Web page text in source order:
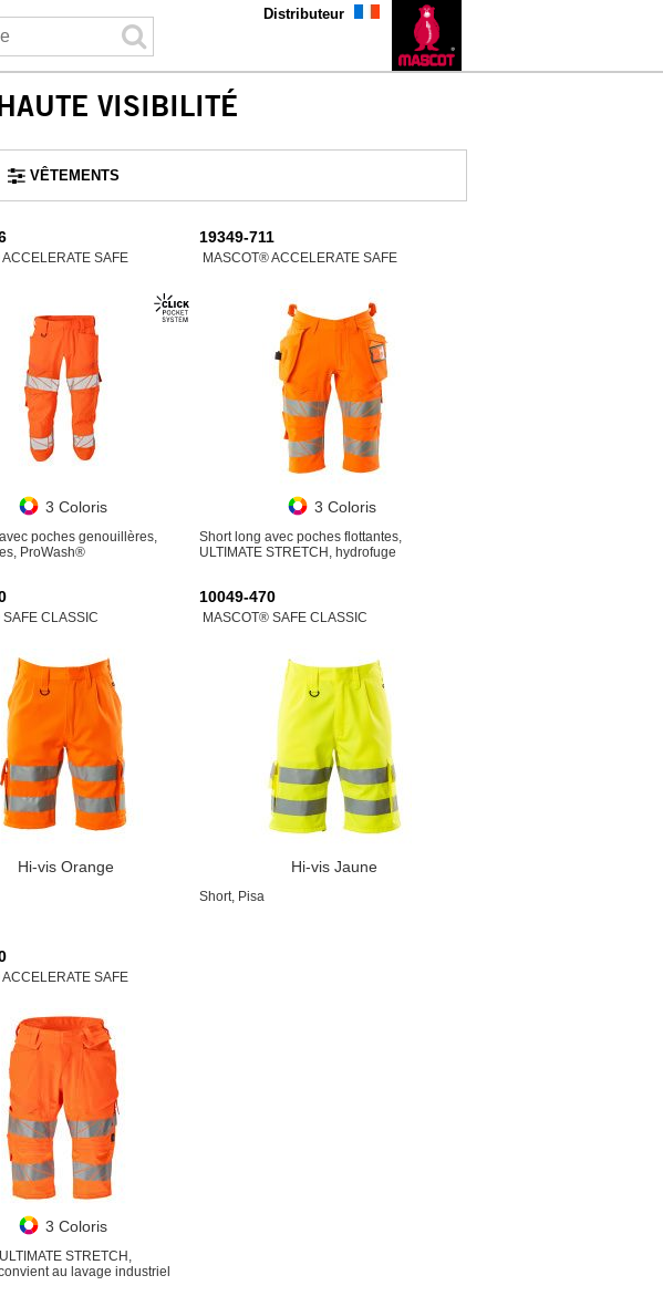
Distributeur
VISIBILITÉ
VÊTEMENTS
SAFE
3 Coloris
poches genouillères,
ProWash®
19349-711
MASCOT® ACCELERATE SAFE
3 Coloris
Short long avec poches flottantes,
ULTIMATE STRETCH, hydrofuge
CLASSIC
Hi-vis Orange
10049-470
MASCOT® SAFE CLASSIC
Hi-vis Jaune
Short, Pisa
SAFE
3 Coloris
STRETCH,
au lavage industriel